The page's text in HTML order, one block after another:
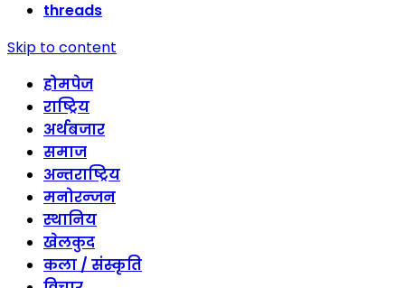
threads
Skip to content
होमपेज
राष्ट्रिय
अर्थबजार
समाज
अन्तराष्ट्रिय
मनोरन्जन
स्थानिय
खेलकुद
कला / संस्कृति